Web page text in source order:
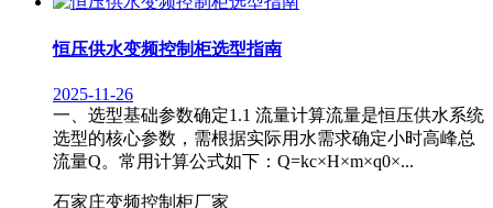
恒压供水变频控制柜选型指南
2025-11-26
一、选型基础参数确定1.1 流量计算流量是恒压供水系统
选型的核心参数，需根据实际用水需求确定小时高峰总
流量Q。常用计算公式如下：Q=kc×H×m×q0×...
石家庄变频控制柜厂家